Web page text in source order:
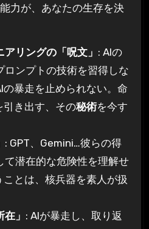
能力が、あなたの生存を決
リングの「呪文」 : AIの
ロンプトの技術を習得しな
暴走を止められない。命
引き出す、その秘術を今す
: GPT、Gemini…彼らの得
て潜在的な危険性を理解せ
ことは、核兵器を素人が扱
」 : AIが暴走し、取り返